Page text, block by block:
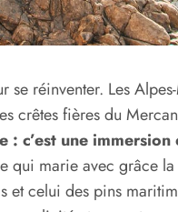
se réinventer. Les
crêtes fières du
: c’est une
qui marie avec grâce
et celui des pins